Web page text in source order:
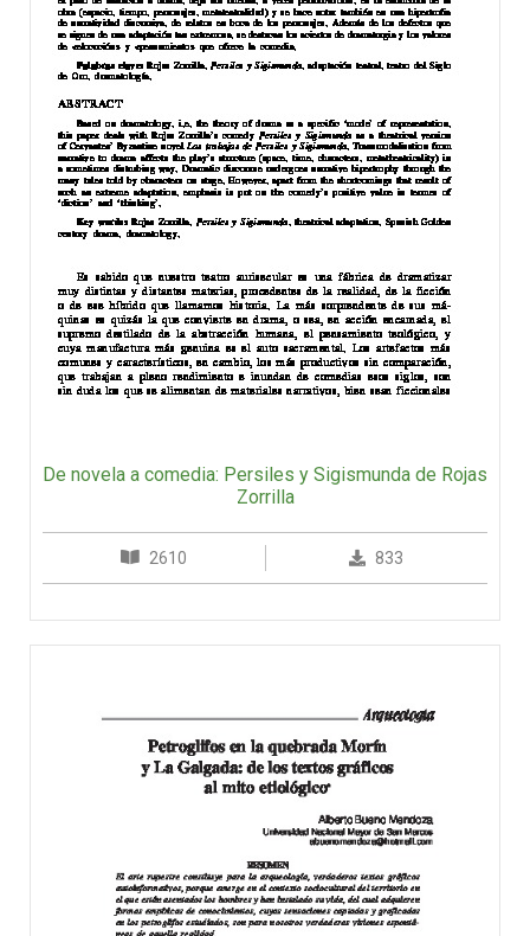
De novela a comedia: Persiles y Sigismunda de Rojas
Zorrilla
2610 833